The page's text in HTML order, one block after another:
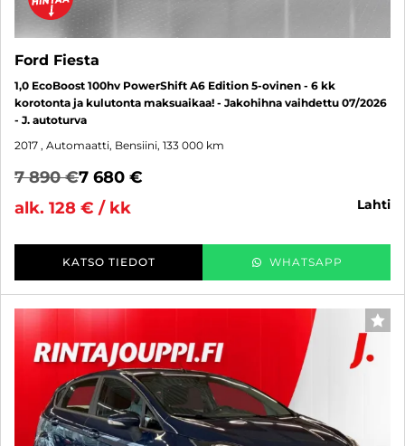
Ford Fiesta
1,0 EcoBoost 100hv PowerShift A6 Edition 5-ovinen - 6 kk
korotonta ja kulutonta maksuaikaa! - Jakohihna vaihdettu 07/2026
- J. autoturva
2017 , Automaatti, Bensiini, 133 000 km
7 890 €7 680 €
alk. 128 € / kk
lahti
KATSO TIEDOT WHATSAPP